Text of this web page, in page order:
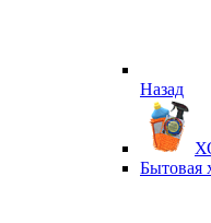
Назад
Бытовая